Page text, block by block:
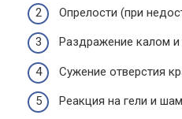
Опрелости (при
Раздражение калом
Сужение отверстия
Реакция на гели и